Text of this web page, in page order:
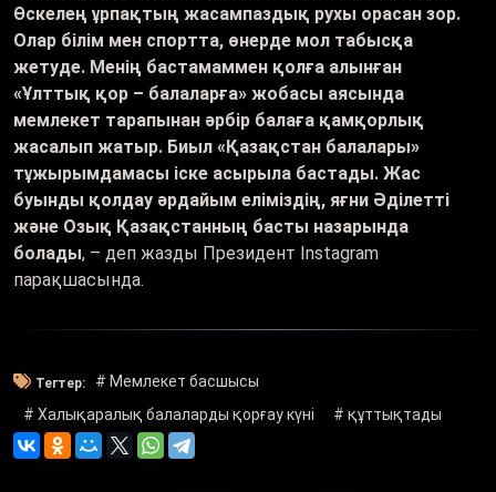
Өскелең ұрпақтың жасампаздық рухы орасан зор.
Олар білім мен спортта, өнерде мол табысқа
жетуде. Менің бастамаммен қолға алынған
«Ұлттық қор – балаларға» жобасы аясында
мемлекет тарапынан әрбір балаға қамқорлық
жасалып жатыр. Биыл «Қазақстан балалары»
тұжырымдамасы іске асырыла бастады. Жас
буынды қолдау әрдайым еліміздің, яғни Әділетті
және Озық Қазақстанның басты назарында
болады, – деп жазды Президент Instagram
парақшасында.
Тегтер:
# Мемлекет басшысы
# Халықаралық балаларды қорғау күні
# құттықтады